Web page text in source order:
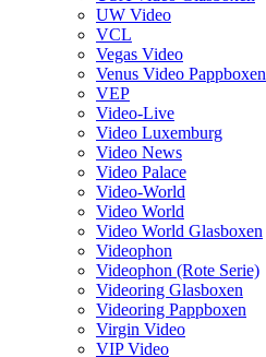
UW Video
VCL
Vegas Video
Venus Video Pappboxen
VEP
Video-Live
Video Luxemburg
Video News
Video Palace
Video-World
Video World
Video World Glasboxen
Videophon
Videophon (Rote Serie)
Videoring Glasboxen
Videoring Pappboxen
Virgin Video
VIP Video